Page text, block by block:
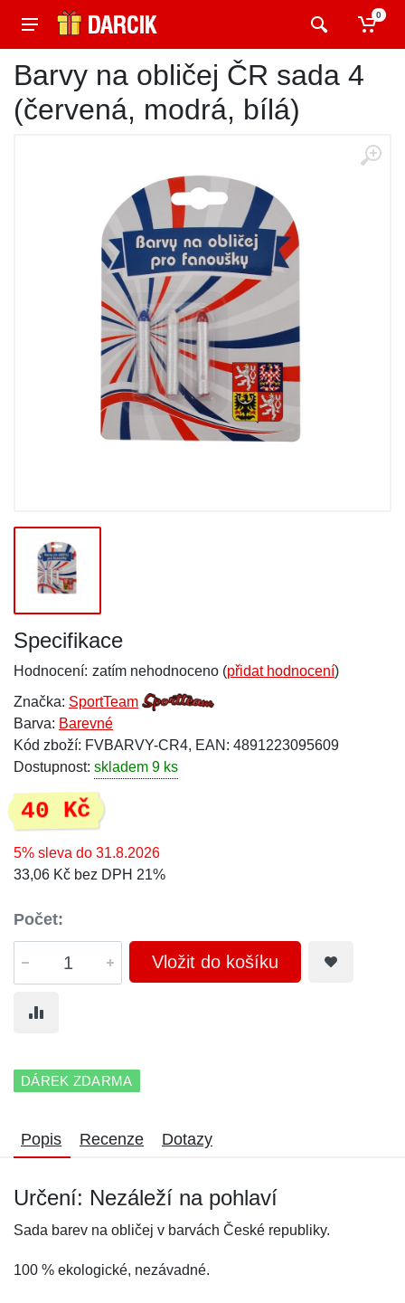
0
Barvy na obličej ČR sada 4
(červená, modrá, bílá)
Specifikace
Hodnocení: zatím nehodnoceno (přidat hodnocení)
Značka: SportTeam
Barva: Barevné
Kód zboží: FVBARVY-CR4, EAN: 4891223095609
Dostupnost: skladem 9 ks
40 Kč
5% sleva do 31.8.2026
33,06 Kč bez DPH 21%
Počet:
Vložit do košíku
DÁREK ZDARMA
Popis Recenze Dotazy
Určení: Nezáleží na pohlaví
Sada barev na obličej v barvách České republiky.
100 % ekologické, nezávadné.